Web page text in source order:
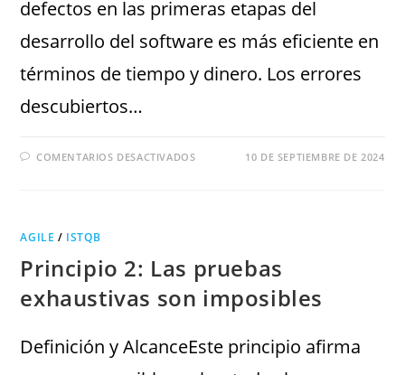
defectos en las primeras etapas del
desarrollo del software es más eficiente en
términos de tiempo y dinero. Los errores
descubiertos…
COMENTARIOS DESACTIVADOS 10 DE SEPTIEMBRE DE 2024
AGILE / ISTQB
Principio 2: Las pruebas
exhaustivas son imposibles
Definición y AlcanceEste principio afirma